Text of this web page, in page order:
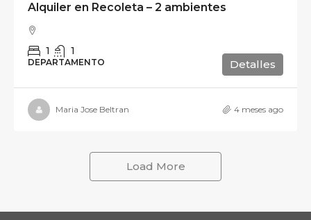
Alquiler en Recoleta – 2 ambientes
1 1
DEPARTAMENTO Detalles
Maria Jose Beltran 4 meses ago
Load More